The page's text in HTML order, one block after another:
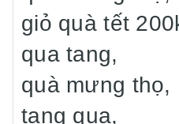
giỏ quà tết
qua tang,
quà mưng thọ,
tang qua,